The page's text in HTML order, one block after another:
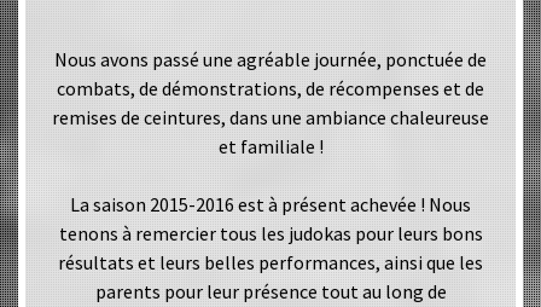
Nous avons passé une agréable journée, ponctuée de
combats, de démonstrations, de récompenses et de
remises de ceintures, dans une ambiance chaleureuse
et familiale !
La saison 2015-2016 est à présent achevée ! Nous
tenons à remercier tous les judokas pour leurs bons
résultats et leurs belles performances, ainsi que les
parents pour leur présence tout au long de